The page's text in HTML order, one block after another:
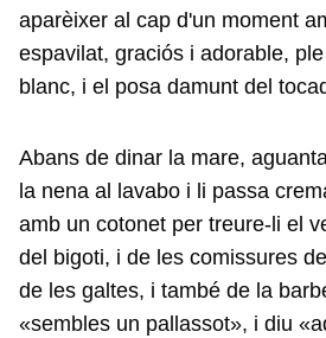
aparèixer al cap d'un moment
espavilat, graciós i adorable,
blanc, i el posa damunt del
Abans de dinar la mare,
la nena al lavabo i li passa
amb un cotonet per treure-li el
del bigoti, i de les comissures
de les galtes, i també de la
«sembles un pallassot», i diu